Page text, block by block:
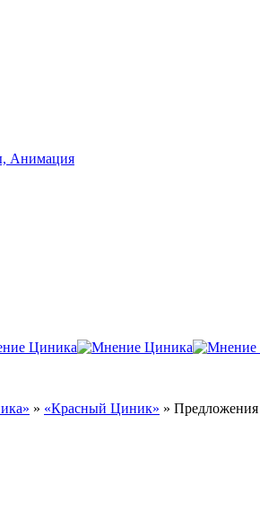
Анимация
» «Красный Циник» » Предложения